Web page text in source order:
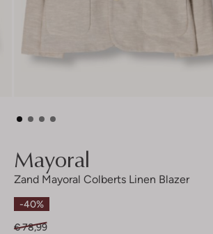
Mayoral
Zand Mayoral Colberts Linen Blazer
-40%
€ 78,99